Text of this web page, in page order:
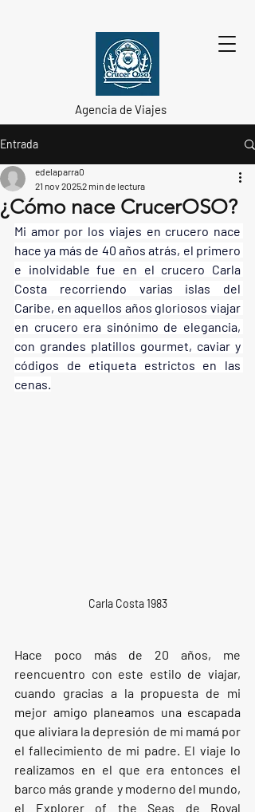
Agencia de Viajes
Entrada
¿Cómo nace CrucerOSO?
edelaparra0
21 nov 20252 min de lectura
Mi amor por los viajes en crucero nace
hace ya más de 40 años atrás, el primero
e inolvidable fue en el crucero Carla
Costa recorriendo varias islas del
Caribe, en aquellos años gloriosos viajar
en crucero era sinónimo de elegancia,
con grandes platillos gourmet, caviar y
códigos de etiqueta estrictos en las
cenas.
Carla Costa 1983
Hace poco más de 20 años, me
reencuentro con este estilo de viajar,
cuando gracias a la propuesta de mi
mejor amigo planeamos una escapada
que aliviara la depresión de mi mamá por
el fallecimiento de mi padre. El viaje lo
realizamos en el que era entonces el
barco más grande y moderno del mundo,
el Explorer of the Seas de Royal